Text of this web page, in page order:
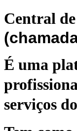
Central
É uma
serviços